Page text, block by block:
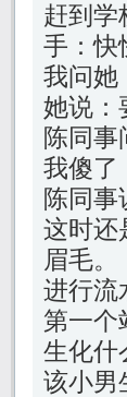
赶到学
手：快
我问她
她说：
陈同事
我傻了
陈同事
这时还
眉毛。
进行流
第一个
生化什
该小男